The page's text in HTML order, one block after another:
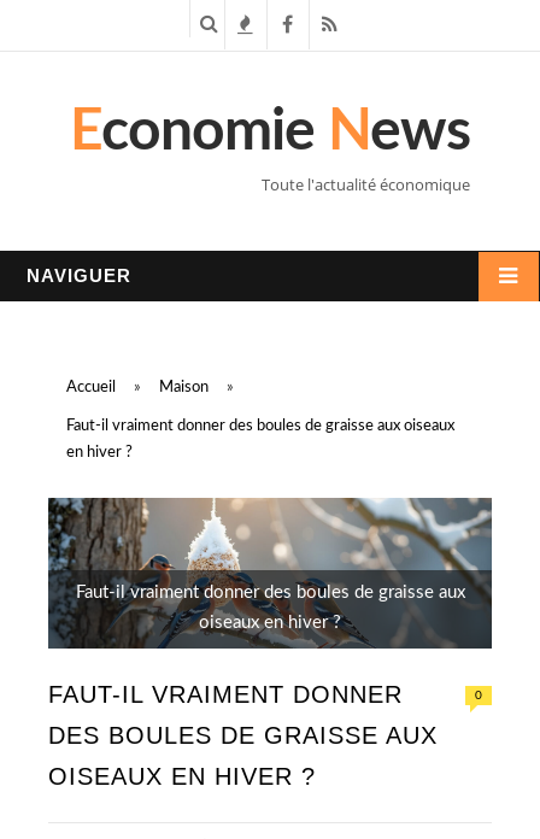
c n
s
F
c
R
S
Economie News
Toute l'actualité économique
NAVIGUER
Accueil » Maison »
Faut-il vraiment donner des boules de graisse aux oiseaux
en hiver ?
Faut-il vraiment donner des boules de graisse aux
oiseaux en hiver ?
FAUT-IL VRAIMENT DONNER
DES BOULES DE GRAISSE AUX
OISEAUX EN HIVER ?
0